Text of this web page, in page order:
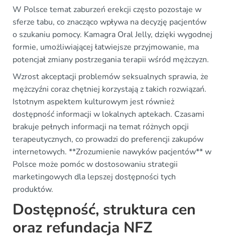
W Polsce temat zaburzeń erekcji często pozostaje w
sferze tabu, co znacząco wpływa na decyzję pacjentów
o szukaniu pomocy. Kamagra Oral Jelly, dzięki wygodnej
formie, umożliwiającej łatwiejsze przyjmowanie, ma
potencjał zmiany postrzegania terapii wśród mężczyzn.
Wzrost akceptacji problemów seksualnych sprawia, że
mężczyźni coraz chętniej korzystają z takich rozwiązań.
Istotnym aspektem kulturowym jest również
dostępność informacji w lokalnych aptekach. Czasami
brakuje pełnych informacji na temat różnych opcji
terapeutycznych, co prowadzi do preferencji zakupów
internetowych. **Zrozumienie nawyków pacjentów** w
Polsce może pomóc w dostosowaniu strategii
marketingowych dla lepszej dostępności tych
produktów.
Dostępność, struktura cen
oraz refundacja NFZ